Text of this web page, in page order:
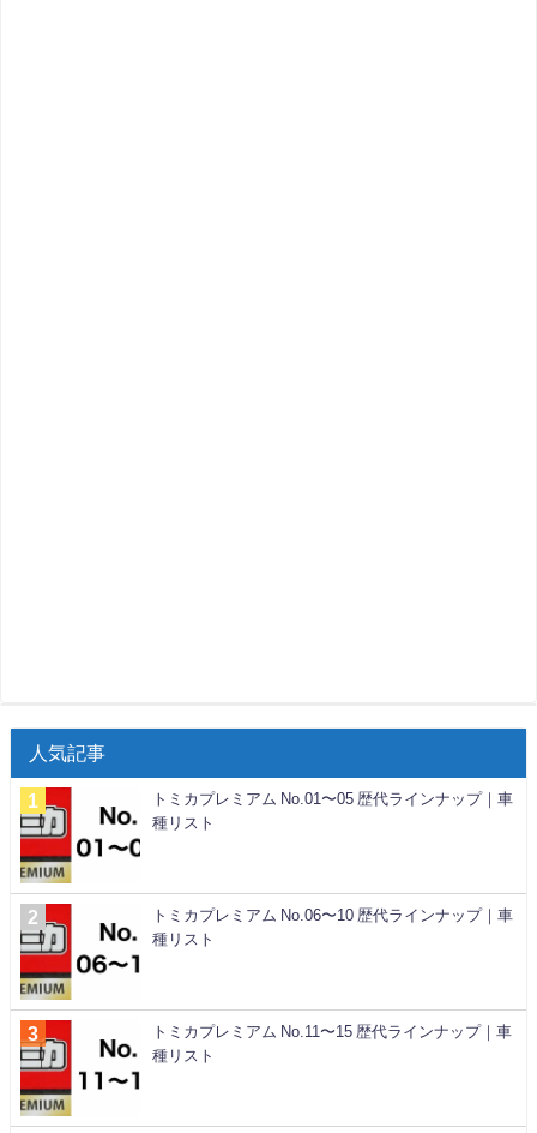
人気記事
トミカプレミアム No.01〜05 歴代ラインナップ｜車
種リスト
トミカプレミアム No.06〜10 歴代ラインナップ｜車
種リスト
トミカプレミアム No.11〜15 歴代ラインナップ｜車
種リスト